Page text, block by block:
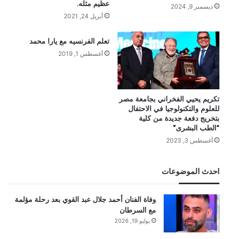
ديسمبر 9, 2024 عظيم مثله.
أبريل 24, 2021
تكريم يحيي الفخراني بجامعة مصر
للعلوم والتكنولوجيا في الاحتفال
بتخريج دفعة جديدة من كلية
“الطب البشرى”
أغسطس 3, 2023
تعلم الفرنسيه مع يارا محمد
أغسطس 1, 2019
احدث الموضوعات
وفاة الفنان أحمد جلال عبد القوي بعد رحلة مؤلمة
مع السرطان
يوليو 19, 2026